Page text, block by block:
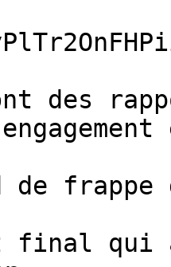
des
frappe
final qui